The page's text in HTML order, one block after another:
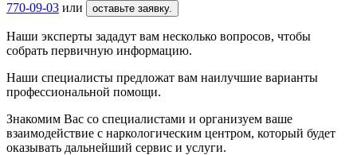
770-09-03 или оставьте заявку.
Наши эксперты зададут вам несколько вопросов, чтобы
собрать первичную информацию.
Наши специалисты предложат вам наилучшие варианты
профессиональной помощи.
Знакомим Вас со специалистами и организуем ваше
взаимодействие с наркологическим центром, который будет
оказывать дальнейший сервис и услуги.